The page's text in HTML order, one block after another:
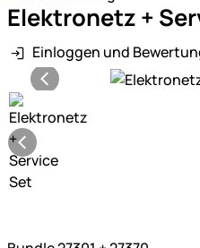
Elektronetz +
Einloggen und
Produktgalerie